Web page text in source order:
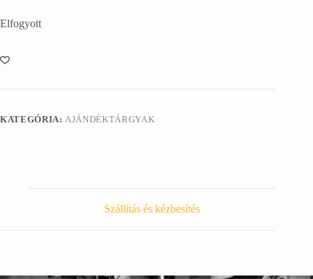
Elfogyott
KATEGÓRIA: AJÁNDÉKTÁRGYAK
Szállítás és kézbesítés